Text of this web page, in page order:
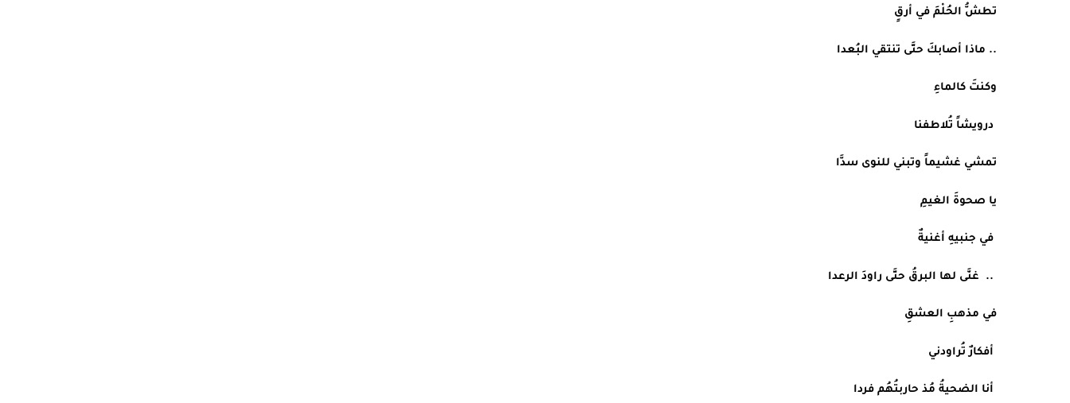
تطشُّ الحُلْمَ في أرقٍ
.. ماذا أصابكَ حتَّى تنتقي البُعدا
وكنتَ كالماءِ
تمشي غشيماً وتبني للنوى سدَّا
يا صحوةَ الغيمِ
في مذهبِ العشقِ